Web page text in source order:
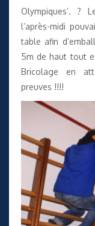
Olympiques’. ?
l’après-midi
table afin
5m de haut tout
Bricolage en
preuves !!!!